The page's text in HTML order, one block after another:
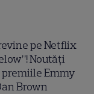
pe Netflix
Noutăți
Emmy
Brown